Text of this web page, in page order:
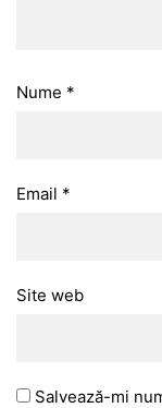
Nume *
Email *
Site web
Salvează-mi